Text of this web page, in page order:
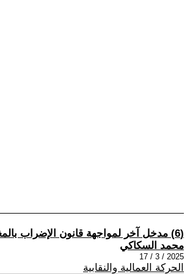
(6) مدخل آخر لمواجهة قانون الإضراب بالمغرب
محمد السكاكي
2025 / 3 / 17
الحركة العمالية والنقابية